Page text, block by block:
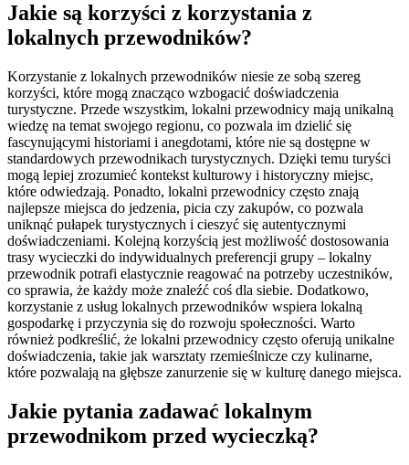
Jakie są korzyści z korzystania z
lokalnych przewodników?
Korzystanie z lokalnych przewodników niesie ze sobą szereg
korzyści, które mogą znacząco wzbogacić doświadczenia
turystyczne. Przede wszystkim, lokalni przewodnicy mają unikalną
wiedzę na temat swojego regionu, co pozwala im dzielić się
fascynującymi historiami i anegdotami, które nie są dostępne w
standardowych przewodnikach turystycznych. Dzięki temu turyści
mogą lepiej zrozumieć kontekst kulturowy i historyczny miejsc,
które odwiedzają. Ponadto, lokalni przewodnicy często znają
najlepsze miejsca do jedzenia, picia czy zakupów, co pozwala
uniknąć pułapek turystycznych i cieszyć się autentycznymi
doświadczeniami. Kolejną korzyścią jest możliwość dostosowania
trasy wycieczki do indywidualnych preferencji grupy – lokalny
przewodnik potrafi elastycznie reagować na potrzeby uczestników,
co sprawia, że każdy może znaleźć coś dla siebie. Dodatkowo,
korzystanie z usług lokalnych przewodników wspiera lokalną
gospodarkę i przyczynia się do rozwoju społeczności. Warto
również podkreślić, że lokalni przewodnicy często oferują unikalne
doświadczenia, takie jak warsztaty rzemieślnicze czy kulinarne,
które pozwalają na głębsze zanurzenie się w kulturę danego miejsca.
Jakie pytania zadawać lokalnym
przewodnikom przed wycieczką?